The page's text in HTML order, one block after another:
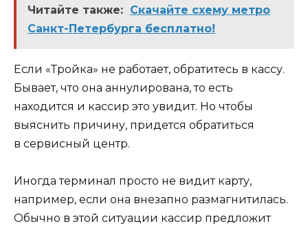
Читайте также: Скачайте схему метро
Санкт-Петербурга бесплатно!
Если «Тройка» не работает, обратитесь в кассу.
Бывает, что она аннулирована, то есть
находится и кассир это увидит. Но чтобы
выяснить причину, придется обратиться
в сервисный центр.
Иногда терминал просто не видит карту,
например, если она внезапно размагнитилась.
Обычно в этой ситуации кассир предложит